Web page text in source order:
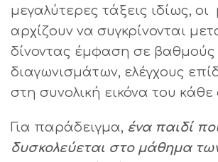
μεγαλύτερες τάξεις ιδίως,
αρχίζουν να συγκρίνονται
δίνοντας έμφαση σε βαθμούς
διαγωνισμάτων, ελέγχους
στη συνολική εικόνα του
Για παράδειγμα, ένα παιδί
δυσκολεύεται στο μάθημα